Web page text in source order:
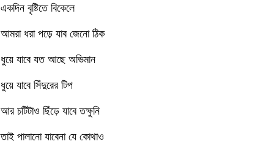
একদিন বৃষ্টিতে বিকেলে
আমরা ধরা পড়ে যাব জেনো ঠিক
ধুয়ে যাবে যত আছে অভিমান
ধুয়ে যাবে সিঁদুরের টিপ
আর চটিটাও ছিঁড়ে যাবে তক্ষুনি
তাই পালানো যাবেনা যে কোথাও